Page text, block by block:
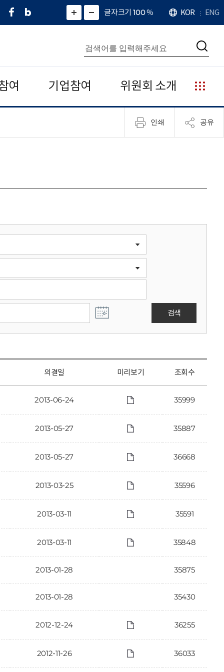
페
네
그
)
화
면
면
소
확
대
치
글자크기 100%
언
어
KOR ENG
통
합
검
색
검
여 기업참여 위원회 소개
누
리
집
안
인쇄 공유
검색
의결일 미리보기 조회수
2013-06-24 35999
2013-05-27 35887
2013-05-27 36668
2013-03-25 35596
2013-03-11 35591
2013-03-11 35848
2013-01-28 35875
2013-01-28 35430
2012-12-24 36255
2012-11-26 36033